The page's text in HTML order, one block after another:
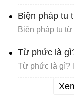
Biện pháp tu
Biện pháp tu
Từ phức là
Từ phức là gì?